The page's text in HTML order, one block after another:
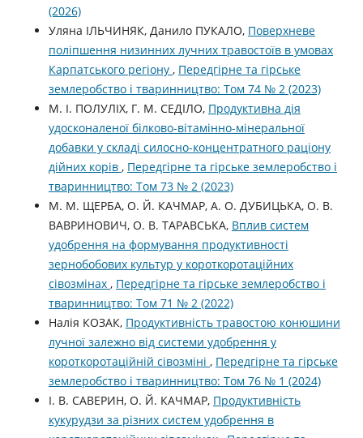
(2026)
Уляна ІЛЬЧИНЯК, Данило ПУКАЛО, Поверхневе
поліпшення низинних лучних травостоїв в умовах
Карпатського регіону , Передгірне та гірське
землеробство і тваринництво: Том 74 № 2 (2023)
М. І. ПОЛУЛІХ, Г. М. СЕДІЛО, Продуктивна дія
удосконаленої білково-вітамінно-мінеральної
добавки у складі силосно-концентратного раціону
дійних корів , Передгірне та гірське землеробство і
тваринництво: Том 73 № 2 (2023)
М. М. ЩЕРБА, О. Й. КАЧМАР, А. О. ДУБИЦЬКА, О. В.
ВАВРИНОВИЧ, О. В. ТАРАВСЬКА, Вплив систем
удобрення на формування продуктивності
зернобобових культур у короткоротаційних
сівозмінах , Передгірне та гірське землеробство і
тваринництво: Том 71 № 2 (2022)
Налія КОЗАК, Продуктивність травостою конюшини
лучної залежно від системи удобрення у
короткоротаційній сівозміні , Передгірне та гірське
землеробство і тваринництво: Том 76 № 1 (2024)
І. В. САВЕРИН, О. Й. КАЧМАР, Продуктивність
кукурудзи за різних систем удобрення в